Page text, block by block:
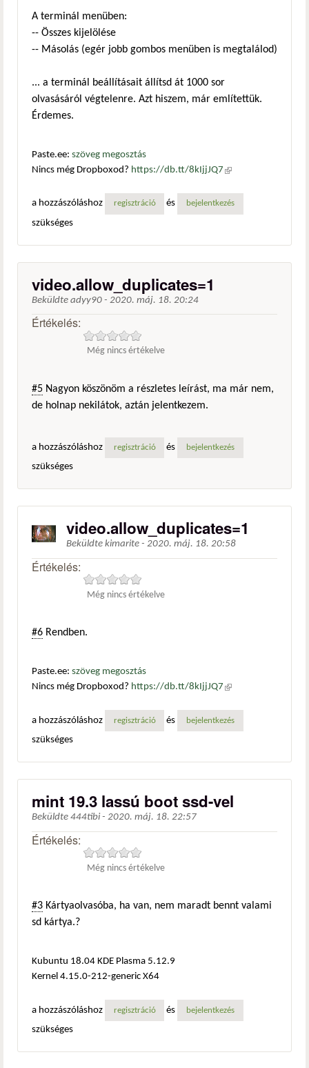
A terminál menüben:
-- Összes kijelölése
-- Másolás (egér jobb gombos menüben is megtalálod)
... a terminál beállításait állítsd át 1000 sor
olvasásáról végtelenre. Azt hiszem, már említettük.
Érdemes.
Paste.ee: szöveg megosztás
Nincs még Dropboxod? https://db.tt/8kIjjJQ7 (külső
a hozzászóláshoz
regisztráció és bejelentkezés
szükséges
video.allow_duplicates=1
Beküldte adyy90 - 2020. máj. 18. 20:24
Értékelés:
Még nincs értékelve
#5 Nagyon köszönöm a részletes leírást, ma már nem,
de holnap nekilátok, aztán jelentkezem.
a hozzászóláshoz regisztráció és bejelentkezés
szükséges
video.allow_duplicates=1
Beküldte kimarite - 2020. máj. 18. 20:58
Értékelés:
Még nincs értékelve
#6 Rendben.
Paste.ee: szöveg megosztás
Nincs még Dropboxod? https://db.tt/8kIjjJQ7 (külső
a hozzászóláshoz
regisztráció és bejelentkezés
szükséges
mint 19.3 lassú boot ssd-vel
Beküldte 444tibi - 2020. máj. 18. 22:57
Értékelés:
Még nincs értékelve
#3 Kártyaolvasóba, ha van, nem maradt bennt valami
sd kártya.?
Kubuntu 18.04 KDE Plasma 5.12.9
Kernel 4.15.0-212-generic X64
a hozzászóláshoz regisztráció és bejelentkezés
szükséges